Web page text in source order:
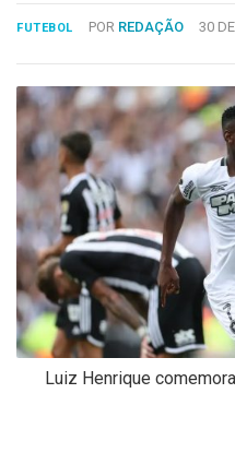
FALE
CONOSCO
Copyright
2024
Desenvolvido
Hesea
Tecnologia
Sistemas
FUTEBOL POR REDAÇÃO 30
Luiz Henrique